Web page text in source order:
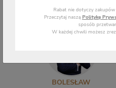
BOLESŁAW
Rabat nie dotyczy
Przeczytaj naszą Politykę
sposób
W każdej chwili możesz